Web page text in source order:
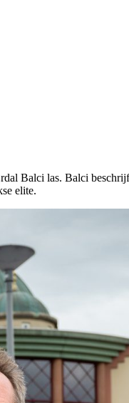
Balci las. Balci
elite.